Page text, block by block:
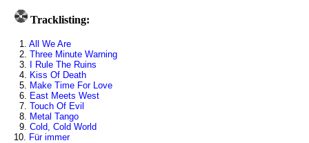
Tracklisting:
1. All We Are
2. Three Minute Warning
3.
I Rule The Ruins
4. Kiss Of Death
5. Make Time For Love
6. East Meets West
7. Touch Of Evil
8. Metal Tango
9. Cold, Cold World
10. Für immer